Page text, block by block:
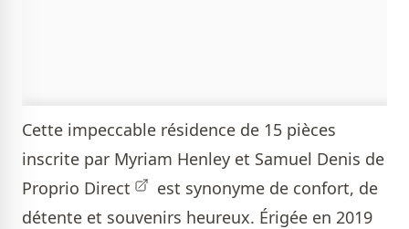
Cette impeccable résidence de 15 pièces
inscrite par Myriam Henley et Samuel Denis de
Proprio Direct
est synonyme de confort, de
détente et souvenirs heureux. Érigée en 2019